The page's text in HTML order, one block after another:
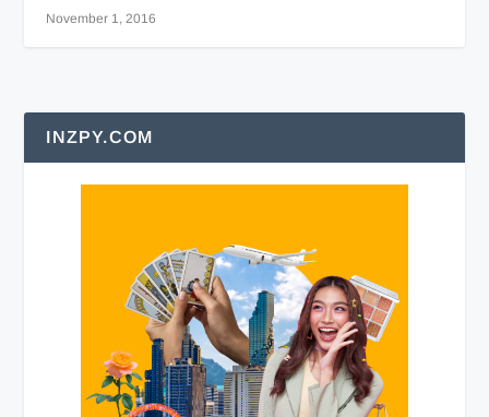
November 1, 2016
INZPY.COM